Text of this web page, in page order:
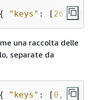
{ "keys" : [ 26 , 182
una raccolta delle
separate da
{ "keys" : [ 0 , 1,